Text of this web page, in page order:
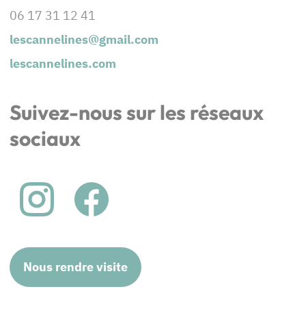
06 17 31 12 41
lescannelines@gmail.com
lescannelines.com
Suivez-nous sur les réseaux
sociaux
Nous rendre visite